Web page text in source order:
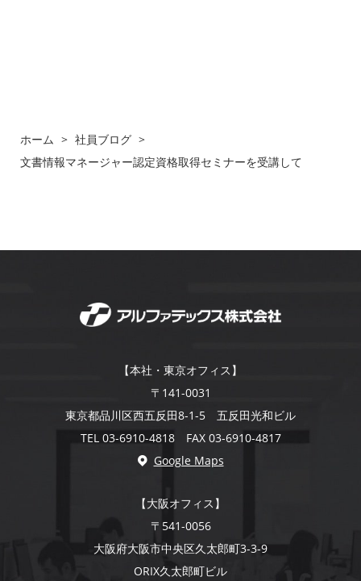
ホーム > 社員ブログ >
文書情報マネージャー認定資格取得セミナーを受講して
【本社・東京オフィス】
〒141-0031
東京都品川区西五反田8-1-5 五反田光和ビル
TEL 03-6910-4818 FAX 03-6910-4817
Google Maps
【大阪オフィス】
〒541-0056
大阪府大阪市中央区久太郎町3-3-9
ORIX久太郎町ビル